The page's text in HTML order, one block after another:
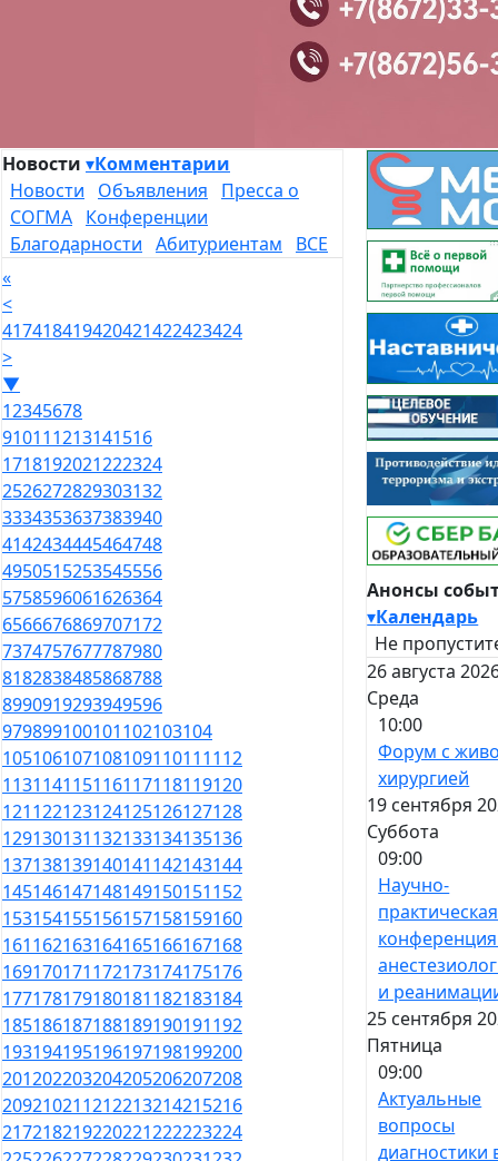
Новости ▾Комментарии
Новости
Объявления
Пресса о
СОГМА Конференции
Благодарности Абитуриентам
ВСЕ
«
<
417418419420421422423424
>
▼
12345678
910111213141516
1718192021222324
2526272829303132
3334353637383940
4142434445464748
4950515253545556
5758596061626364
6566676869707172
7374757677787980
8182838485868788
8990919293949596
979899100101102103104
105106107108109110111112
113114115116117118119120
121122123124125126127128
129130131132133134135136
137138139140141142143144
145146147148149150151152
153154155156157158159160
161162163164165166167168
169170171172173174175176
177178179180181182183184
185186187188189190191192
193194195196197198199200
201202203204205206207208
209210211212213214215216
217218219220221222223224
Анонсы
▾Календарь
Не
26 августа
Среда
10:00
Форум с
хирургией
19 сентября
Суббота
09:00
Научно-
практическая
и
25 сентября
Пятница
09:00
Актуальные
вопросы
диагностики